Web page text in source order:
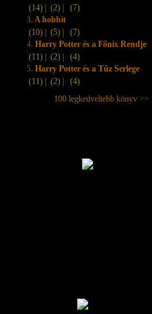
(14) |
(2) |
(7)
3.A hobbit
(10) |
(5) |
(7)
4. Harry Potter és a Főnix Rendje
(11) |
(2) |
(4)
5. Harry Potter és a Tűz Serlege
(11) |
(2) |
(4)
100 legkedveltebb könyv >>